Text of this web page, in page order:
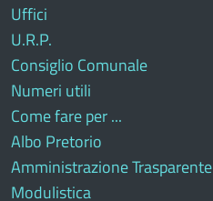
Uffici
U.R.P.
Consiglio Comunale
Numeri utili
Come fare per ...
Albo Pretorio
Amministrazione Trasparente
Modulistica